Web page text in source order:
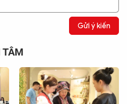
Gửi ý kiến
TÂM